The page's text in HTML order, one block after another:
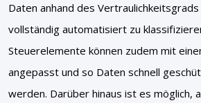
Daten anhand des Vertraulichkeitsgrads
vollständig automatisiert zu
Steuerelemente können zudem mit
angepasst und so Daten schnell
werden. Darüber hinaus ist es möglich,